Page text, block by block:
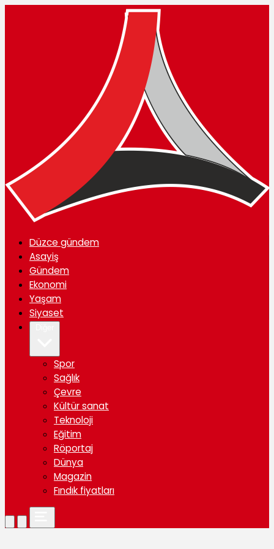
Düzce gündem
Asayiş
Gündem
Ekonomi
Yaşam
Siyaset
Spor
Sağlık
Çevre
Kültür sanat
Teknoloji
Eğitim
Röportaj
Dünya
Magazin
Fındık fiyatları